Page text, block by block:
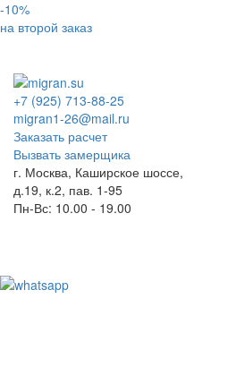
-10%
на второй заказ
+7 (925) 713-88-25
migran1-26@mail.ru
Заказать расчет
Вызвать замерщика
г. Москва, Каширское шоссе,
д.19, к.2, пав. 1-95
Пн-Вс: 10.00 - 19.00